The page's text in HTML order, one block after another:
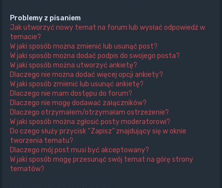
Problemy z pisaniem
Jak utworzyć nowy temat na forum lub wysłać odpowiedź w
temacie?
W jaki sposób można zmienić lub usunąć post?
W jaki sposób można dodać podpis do swojego posta?
W jaki sposób można utworzyć ankietę?
Dlaczego nie można dodać więcej opcji ankiety?
W jaki sposób zmienić lub usunąć ankietę?
Dlaczego nie mam dostępu do forum?
Dlaczego nie mogę dodawać załączników?
Dlaczego otrzymałem/otrzymałam ostrzeżenie?
W jaki sposób można zgłosić posty moderatorowi?
Do czego służy przycisk “Zapisz” znajdujący się w oknie
tworzenia tematu?
Dlaczego mój post musi być akceptowany?
W jaki sposób mogę przesunąć swój temat na górę strony
tematów?